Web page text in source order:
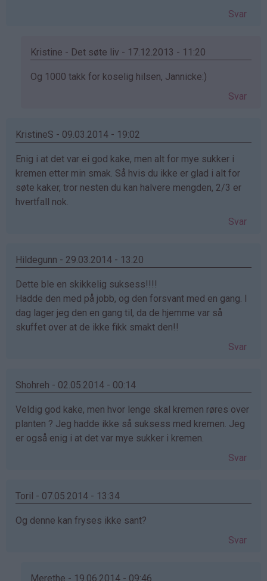
Svar
Kristine - Det søte liv - 17.12.2013 - 11:20
Som
Jannicke
bekreftet)
Og 1000 takk for koselig hilsen, Jannicke:)
Svar
KristineS - 09.03.2014 - 19:02
Enig i at det var ei god kake, men alt for mye sukker i
kremen etter min smak. Så hvis du ikke er glad i alt for
søte kaker, tror nesten du kan halvere mengden, 2/3 er
hvertfall nok.
Svar
Hildegunn - 29.03.2014 - 13:20
Dette ble en skikkelig suksess!!!!
Hadde den med på jobb, og den forsvant med en gang. I
dag lager jeg den en gang til, da de hjemme var så
skuffet over at de ikke fikk smakt den!!
Svar
Shohreh - 02.05.2014 - 00:14
Veldig god kake, men hvor lenge skal kremen røres over
planten ? Jeg hadde ikke så suksess med kremen. Jeg
er også enig i at det var mye sukker i kremen.
Svar
Toril - 07.05.2014 - 13:34
Og denne kan fryses ikke sant?
Svar
Merethe - 19.06.2014 - 09:46